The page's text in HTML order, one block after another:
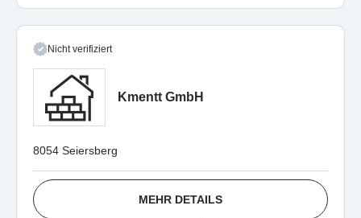
Nicht verifiziert
Kmentt GmbH
8054 Seiersberg
MEHR DETAILS